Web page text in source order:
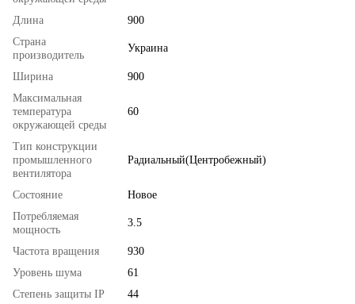
Длина
900
Страна
производитель
Украина
Ширина
900
Максимальная
температура
окружающей среды
60
Тип конструкции
промышленного
вентилятора
Радиальный(Центробежный)
Состояние
Новое
Потребляемая
мощность
3.5
Частота вращения
930
Уровень шума
61
Степень защиты IP
44